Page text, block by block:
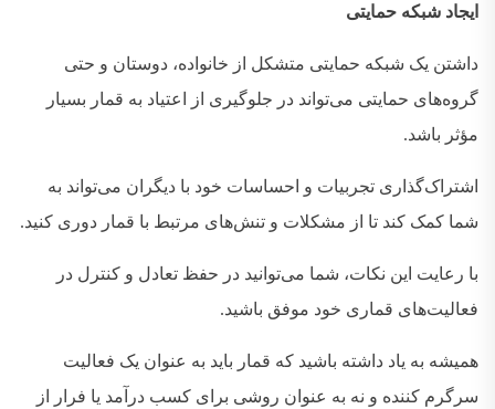
ایجاد شبکه حمایتی
داشتن یک شبکه حمایتی متشکل از خانواده، دوستان و حتی
گروه‌های حمایتی می‌تواند در جلوگیری از اعتیاد به قمار بسیار
مؤثر باشد.
اشتراک‌گذاری تجربیات و احساسات خود با دیگران می‌تواند به
شما کمک کند تا از مشکلات و تنش‌های مرتبط با قمار دوری کنید.
با رعایت این نکات، شما می‌توانید در حفظ تعادل و کنترل در
فعالیت‌های قماری خود موفق باشید.
همیشه به یاد داشته باشید که قمار باید به عنوان یک فعالیت
سرگرم‌ کننده و نه به عنوان روشی برای کسب درآمد یا فرار از